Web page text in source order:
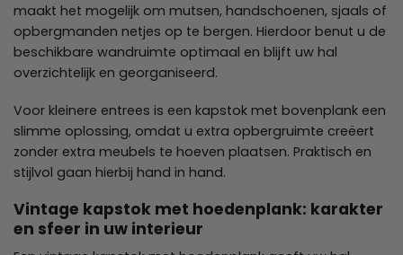
maakt het mogelijk om mutsen, handschoenen, sjaals of
opbergmanden netjes op te bergen. Hierdoor benut u de
beschikbare wandruimte optimaal en blijft uw hal
overzichtelijk en georganiseerd.
Voor kleinere entrees is een kapstok met bovenplank een
slimme oplossing, omdat u extra opbergruimte creëert
zonder extra meubels te hoeven plaatsen. Praktisch en
stijlvol gaan hierbij hand in hand.
Vintage kapstok met hoedenplank: karakter
en sfeer in uw interieur